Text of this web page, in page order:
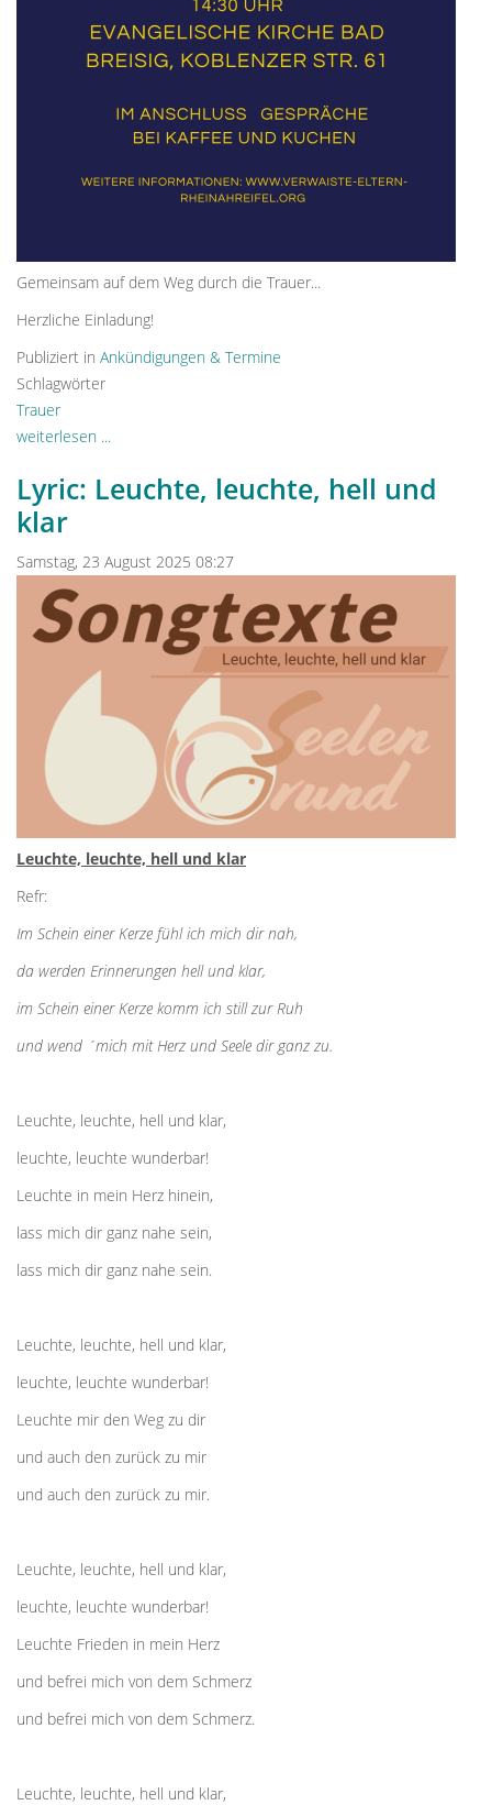
Gemeinsam auf dem Weg durch die Trauer...
Herzliche Einladung!
Publiziert in Ankündigungen & Termine
Schlagwörter
Trauer
weiterlesen ...
Lyric: Leuchte, leuchte, hell und
klar
Samstag, 23 August 2025 08:27
Leuchte, leuchte, hell und klar
Refr:
Im Schein einer Kerze fühl ich mich dir nah,
da werden Erinnerungen hell und klar,
im Schein einer Kerze komm ich still zur Ruh
und wend ´mich mit Herz und Seele dir ganz zu.
Leuchte, leuchte, hell und klar,
leuchte, leuchte wunderbar!
Leuchte in mein Herz hinein,
lass mich dir ganz nahe sein,
lass mich dir ganz nahe sein.
Leuchte, leuchte, hell und klar,
leuchte, leuchte wunderbar!
Leuchte mir den Weg zu dir
und auch den zurück zu mir
und auch den zurück zu mir.
Leuchte, leuchte, hell und klar,
leuchte, leuchte wunderbar!
Leuchte Frieden in mein Herz
und befrei mich von dem Schmerz
und befrei mich von dem Schmerz.
Leuchte, leuchte, hell und klar,